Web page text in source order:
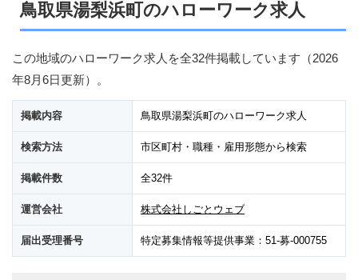
鳥取県湯梨浜町のハローワーク求人
この地域のハローワーク求人を全32件掲載しています（2026
年8月6日更新）。
掲載内容 鳥取県湯梨浜町のハローワーク求人
検索方法 市区町村・職種・雇用形態から検索
掲載件数 全32件
運営会社 株式会社しごとウェブ
届出受理番号 特定募集情報等提供事業：51-募-000755